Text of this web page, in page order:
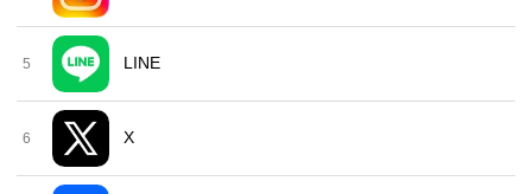
5 LINE
6 X